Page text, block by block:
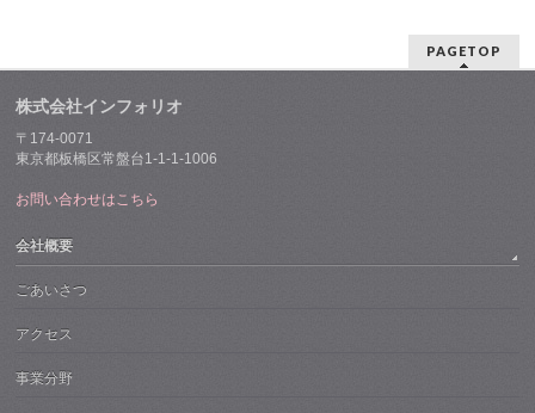
PAGETOP
株式会社インフォリオ
〒174-0071
東京都板橋区常盤台1-1-1-1006
お問い合わせはこちら
会社概要
ごあいさつ
アクセス
事業分野